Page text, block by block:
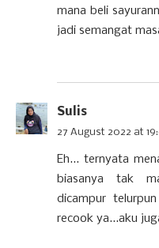
mana beli
jadi semangat
Sulis
27 August 2022 at
Eh... ternyata
biasanya tak
dicampur
recook ya...aku